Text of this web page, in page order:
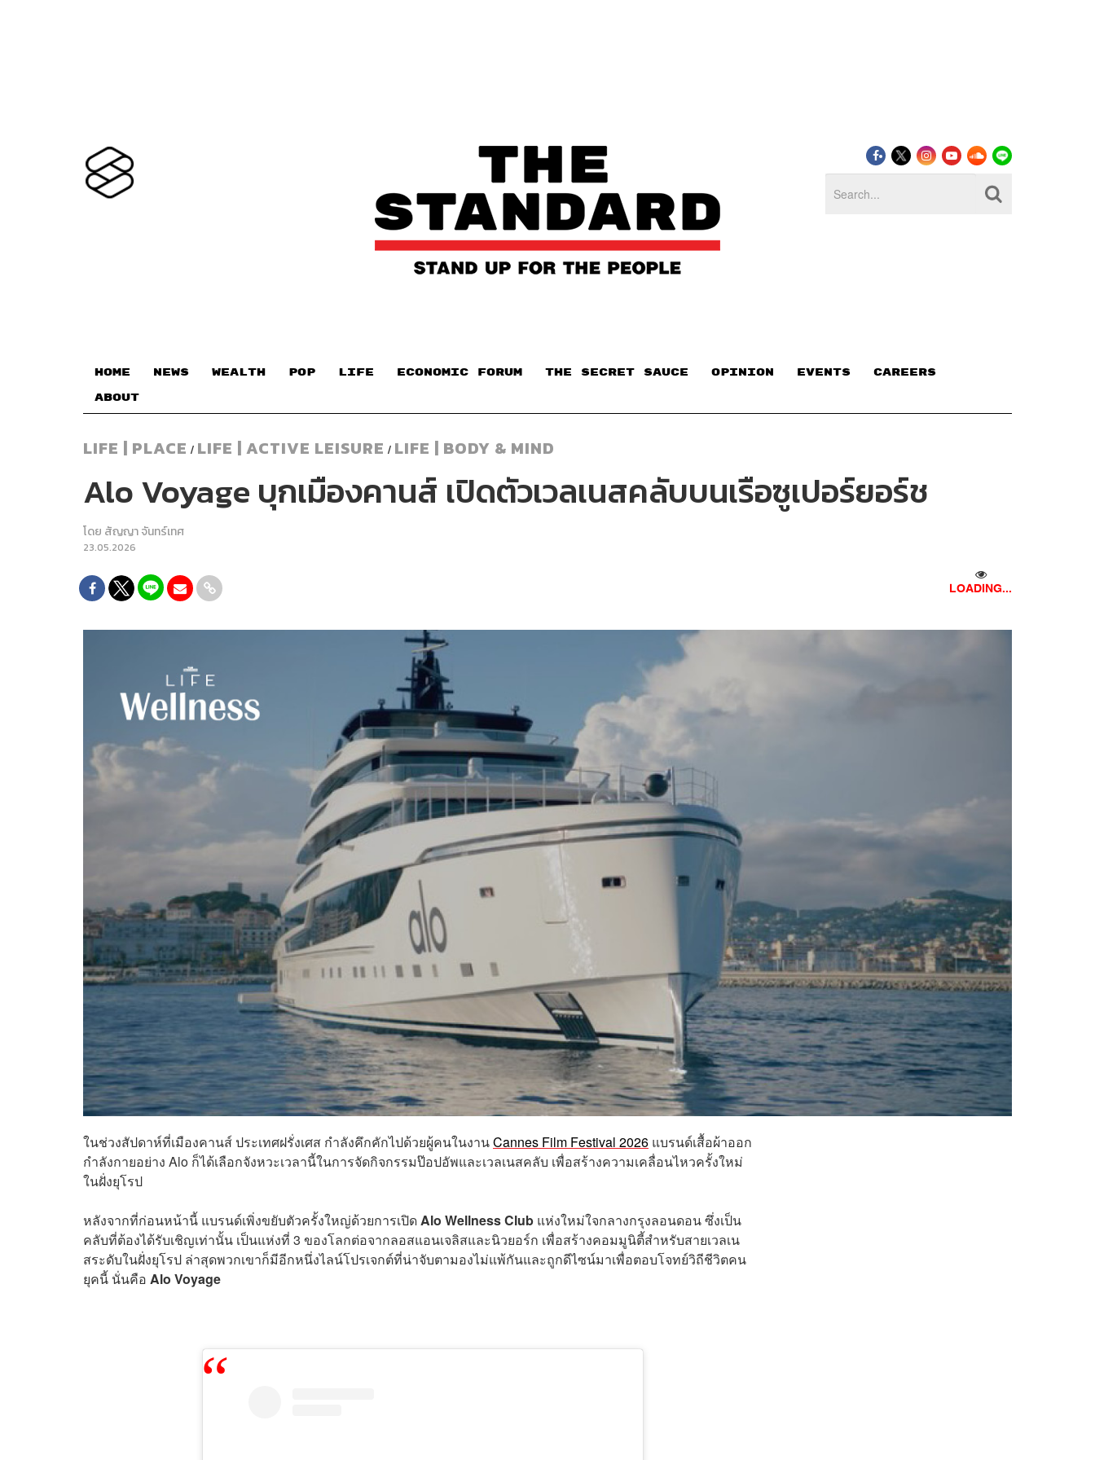
HOME NEWS WEALTH POP LIFE ECONOMIC FORUM THE SECRET SAUCE​ OPINION EVENTS CAREERS
ABOUT
LIFE | PLACE / LIFE | ACTIVE LEISURE / LIFE | BODY & MIND
Alo Voyage บุกเมืองคานส์ เปิดตัวเวลเนสคลับบนเรือซูเปอร์ยอร์ช
โดย สัญญา จันทร์เทศ
23.05.2026
LOADING...
ในช่วงสัปดาห์ที่เมืองคานส์ ประเทศฝรั่งเศส กำลังคึกคักไปด้วยผู้คนในงานCannes Film Festival 2026 แบรนด์เสื้อผ้าออก
กำลังกายอย่าง Alo ก็ได้เลือกจังหวะเวลานี้ในการจัดกิจกรรมป๊อปอัพและเวลเนสคลับ เพื่อสร้างความเคลื่อนไหวครั้งใหม่
ในฝั่งยุโรป
หลังจากที่ก่อนหน้านี้ แบรนด์เพิ่งขยับตัวครั้งใหญ่ด้วยการเปิดAlo Wellness Club แห่งใหม่ใจกลางกรุงลอนดอน ซึ่งเป็น
คลับที่ต้องได้รับเชิญเท่านั้น เป็นแห่งที่ 3 ของโลกต่อจากลอสแอนเจลิสและนิวยอร์ก เพื่อสร้างคอมมูนิตี้สำหรับสายเวลเน
สระดับในฝั่งยุโรป ล่าสุดพวกเขาก็มีอีกหนึ่งไลน์โปรเจกต์ที่น่าจับตามองไม่แพ้กันและถูกดีไซน์มาเพื่อตอบโจทย์วิถีชีวิตคน
ยุคนี้ นั่นคือ Alo Voyage